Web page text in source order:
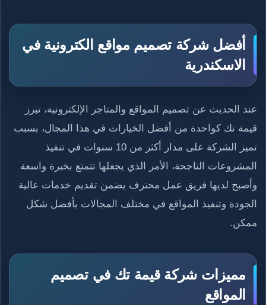
أفضل شركة تصميم مواقع الكترونية في
الاسكندرية​
عند الحديث عن تصميم المواقع والمتاجر الإلكترونية، تبرز
قيمة تك كواحدة من أفضل الخيارات في هذا المجال، بسبب
تميز الشركة على مدار أكثر من 10 سنوات في تنفيذ
المشروعات الناجحة، الأمر الذي يجعلها تتمتع بخبرة واسعة
وأصبح لديها فريق عمل محترف يضمن تقديم خدمات عالية
الجودة وتنفيذ المواقع في مختلف المجالات بأفضل شكل
ممكن.
مميزات شركة قيمة تك في تصميم
المواقع